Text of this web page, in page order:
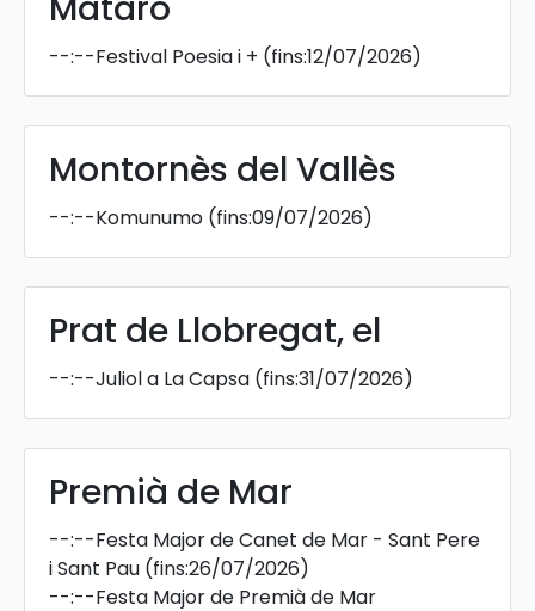
--:--Festival Poesia i + (fins:12/07/2026)
Montornès del Vallès
--:--Komunumo (fins:09/07/2026)
Prat de Llobregat, el
--:--Juliol a La Capsa (fins:31/07/2026)
Premià de Mar
--:--Festa Major de Canet de Mar - Sant Pere
i Sant Pau (fins:26/07/2026)
--:--Festa Major de Premià de Mar